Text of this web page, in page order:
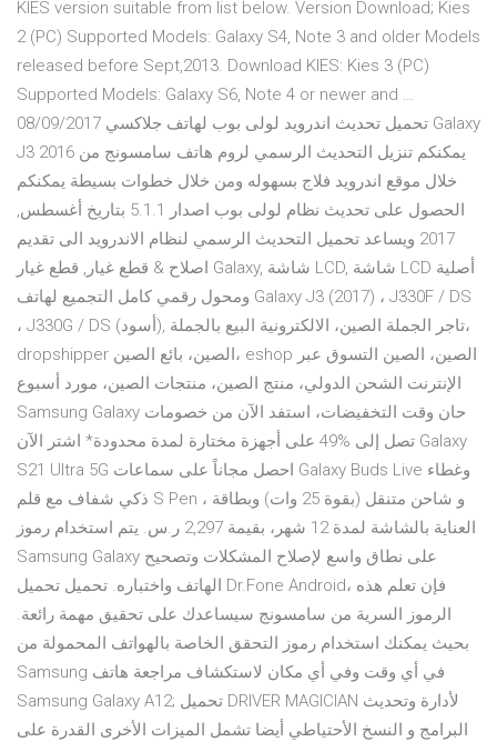
KIES version suitable from list below. Version Download; Kies
2 (PC) Supported Models: Galaxy S4, Note 3 and older Models
released before Sept,2013. Download KIES: Kies 3 (PC)
Supported Models: Galaxy S6, Note 4 or newer and …
08/09/2017 تحميل تحديث اندرويد لولى بوب لهاتف جلاكسي Galaxy
J3 2016 يمكنكم تنزيل التحديث الرسمي لروم هاتف سامسونج من
خلال موقع اندرويد فلاج بسهوله ومن خلال خطوات بسيطة يمكنكم
الحصول على تحديث نظام لولى بوب اصدار 5.1.1 بتاريخ أغسطس,
2017 ويساعد تحميل التحديث الرسمي لنظام الاندرويد الى تقديم
اصلاح & قطع غيار, قطع غيار Galaxy, شاشة LCD, شاشة LCD أصلية
ومحول رقمي كامل التجميع لهاتف Galaxy J3 (2017) ، J330F / DS
، J330G / DS (أسود), تاجر الجملة الصين، الالكترونية البيع بالجملة،
dropshipper الصين، بائع الصين، eshop الصين، الصين التسوق عبر
الإنترنت الشحن الدولي، منتج الصين، منتجات الصين، مورد أسبوع
Samsung Galaxy حان وقت التخفيضات، استفد الآن من خصومات
تصل إلى %49 على أجهزة مختارة لمدة محدودة* اشتر الآن Galaxy
S21 Ultra 5G احصل مجاناً على سماعات Galaxy Buds Live وغطاء
ذكي شفاف مع قلم S Pen ، و شاحن متنقل (بقوة 25 وات) وبطاقة
العناية بالشاشة لمدة 12 شهر، بقيمة 2,297 ر.س. يتم استخدام رموز
Samsung Galaxy على نطاق واسع لإصلاح المشكلات وتصحيح
الهاتف واختباره. تحميل تحميل Dr.Fone Android، فإن تعلم هذه
الرموز السرية من سامسونج سيساعدك على تحقيق مهمة رائعة.
بحيث يمكنك استخدام رموز التحقق الخاصة بالهواتف المحمولة من
Samsung في أي وقت وفي أي مكان لاستكشاف مراجعة هاتف
Samsung Galaxy A12; تحميل DRIVER MAGICIAN لأدارة وتحديث
البرامج و النسخ الأحتياطي أيضا تشمل الميزات الأخرى القدرة على